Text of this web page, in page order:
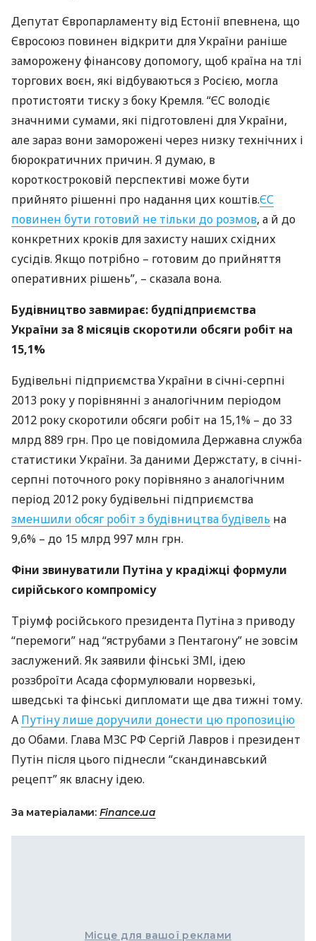
Депутат Європарламенту від Естонії впевнена, що
Євросоюз повинен відкрити для України раніше
заморожену фінансову допомогу, щоб країна на тлі
торгових воєн, які відбуваються з Росією, могла
протистояти тиску з боку Кремля. “ЄС володіє
значними сумами, які підготовлені для України,
але зараз вони заморожені через низку технічних і
бюрократичних причин. Я думаю, в
короткостроковій перспективі може бути
прийнято рішенні про надання цих коштів.ЄС
повинен бути готовий не тільки до розмов, а й до
конкретних кроків для захисту наших східних
сусідів. Якщо потрібно – готовим до прийняття
оперативних рішень”, – сказала вона.
Будівництво завмирає: будпідприємства
України за 8 місяців скоротили обсяги робіт на
15,1%
Будівельні підприємства України в січні-серпні
2013 року у порівнянні з аналогічним періодом
2012 року скоротили обсяги робіт на 15,1% – до 33
млрд 889 грн. Про це повідомила Державна служба
статистики України. За даними Держстату, в січні-
серпні поточного року порівняно з аналогічним
період 2012 року будівельні підприємства
зменшили обсяг робіт з будівництва будівель на
9,6% – до 15 млрд 997 млн грн.
Фіни звинуватили Путіна у крадіжці формули
сирійського компромісу
Тріумф російського президента Путіна з приводу
“перемоги” над “яструбами з Пентагону” не зовсім
заслужений. Як заявили фінські ЗМІ, ідею
роззброїти Асада сформулювали норвезькі,
шведські та фінські дипломати ще два тижні тому.
А Путіну лише доручили донести цю пропозицію
до Обами. Глава МЗС РФ Сергій Лавров і президент
Путін після цього піднесли “скандинавський
рецепт” як власну ідею.
За матеріалами: Finance.ua
Місце для вашої реклами